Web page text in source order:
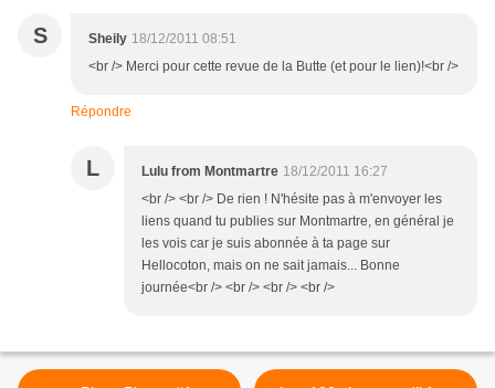
S Sheily 18/12/2011 08:51
<br /> Merci pour cette revue de la Butte (et pour le lien)!<br />
Répondre
L Lulu from Montmartre 18/12/2011 16:27
<br /> <br /> De rien ! N'hésite pas à m'envoyer les
liens quand tu publies sur Montmartre, en général je
les vois car je suis abonnée à ta page sur
Hellocoton, mais on ne sait jamais... Bonne
journée<br /> <br /> <br /> <br />